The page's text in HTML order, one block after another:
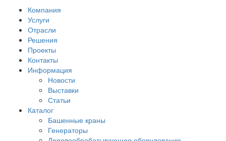
Компания
Услуги
Отрасли
Решения
Проекты
Контакты
Информация
Новости
Выставки
Статьи
Каталог
Башенные краны
Генераторы